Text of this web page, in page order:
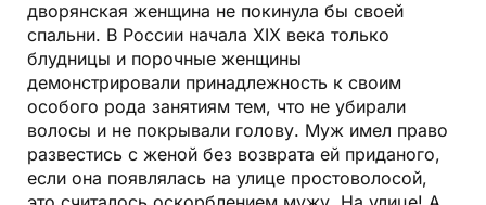
дворянская женщина не покинула бы своей
спальни. В России начала XIX века только
блудницы и порочные женщины
демонстрировали принадлежность к своим
особого рода занятиям тем, что не убирали
волосы и не покрывали голову. Муж имел право
развестись с женой без возврата ей приданого,
если она появлялась на улице простоволосой,